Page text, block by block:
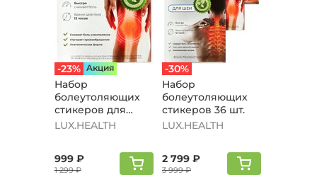
-23% Aкция
Набор
болеутоляющих
стикеров для
коленей 12шт
LUX.HEALTH
999 ₽
1 299 ₽
-30%
Набор
болеутоляющих
стикеров 36 шт.
LUX.HEALTH
2 799 ₽
3 999 ₽